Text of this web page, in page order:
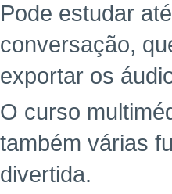
Pode estudar
conversação,
exportar os
O curso
também várias
divertida.